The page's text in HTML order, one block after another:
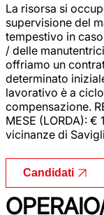
La risorsa si
supervisione del
tempestivo in
/ delle
offriamo un
determinato
lavorativo è a
compensazione.
MESE (LORDA):
vicinanze di
Candidati